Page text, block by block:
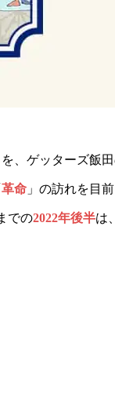
を、ゲッターズ飯
革命 」の訪れを目
での2022年後半は